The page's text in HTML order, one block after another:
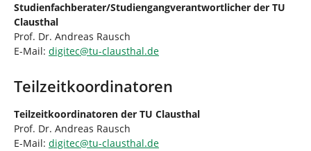
Studienfachberater/Studiengangverantwortlicher der TU
Clausthal
Prof. Dr. Andreas Rausch
E-Mail: digitec@tu-clausthal.de
Teilzeitkoordinatoren
Teilzeitkoordinatoren der TU Clausthal
Prof. Dr. Andreas Rausch
E-Mail: digitec@tu-clausthal.de